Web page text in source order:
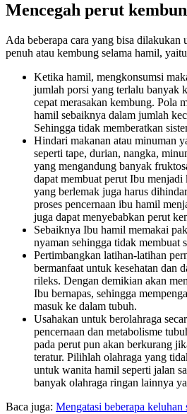
Mencegah perut
Ada beberapa cara yang bisa dilakukan
penuh atau kembung selama hamil,
Ketika hamil, mengkonsumsi
jumlah porsi yang terlalu banyak
cepat merasakan kembung. Pola
hamil sebaiknya dalam jumlah
Sehingga tidak memberatkan
Hindari makanan atau minuman
seperti tape, durian, nangka,
yang mengandung banyak
dapat membuat perut Ibu
yang berlemak juga harus
proses pencernaan ibu hamil
juga dapat menyebabkan perut
Sebaiknya Ibu hamil memakai
nyaman sehingga tidak membuat
Pertimbangkan latihan-latihan
bermanfaat untuk kesehatan dan
rileks. Dengan demikian akan
Ibu bernapas, sehingga
masuk ke dalam tubuh.
Usahakan untuk berolahraga
pencernaan dan metabolisme
pada perut pun akan berkurang
teratur. Pilihlah olahraga yang
untuk wanita hamil seperti jalan
banyak olahraga ringan lainnya
Baca juga: Mengatasi beberapa keluhan